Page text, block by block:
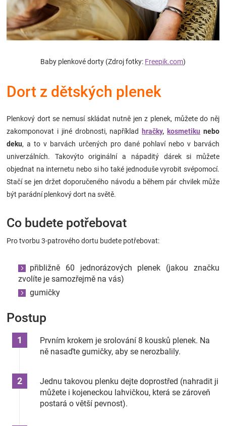
pro
děti
Těhotenské
oblečení
Novinky
Značky
Blog
Hračkářství
Přihlášení
Baby plenkové dorty (Zdroj fotky: Freepik.com)
Dort z dětských plenek
Plenkový dort se nemusí skládat nutně jen z plenek, můžete do něj
zakomponovat i jiné drobnosti, například
hračky, kosmetiku nebo
deku, a to v barvách určených pro dané pohlaví nebo v barvách
univerzálních. Takovýto originální a nápaditý dárek si můžete
objednat na internetu nebo si ho také jednoduše vyrobit svépomocí.
Stačí se jen držet doporučeného návodu a během pár chvilek může
být parádní plenkový dort na světě.
Co budete potřebovat
Pro tvorbu 3-patrového dortu budete potřebovat:
přibližně 60 jednorázových plenek (jakou značku
zvolíte je samozřejmě na vás)
gumičky
Postup
Prvním krokem je srolování 8 kousků plenek. Na
ně nasaďte gumičky, aby se nerozbalily.
Jednu takovou plenku dejte doprostřed (nahradit ji
můžete i kojeneckou lahvičkou, která se zároveň
postará o větší pevnost).